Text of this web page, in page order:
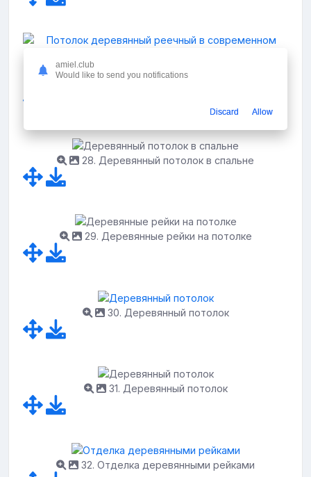
27. Потолок деревянный реечный в
28. Деревянный потолок в спальне
29. Деревянные рейки на потолке
30. Деревянный потолок
31. Деревянный потолок
32. Отделка деревянными рейками
amiel.club
Would like to send you notifications
Discard Allow